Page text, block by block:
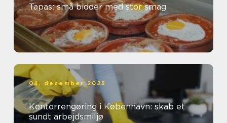
Tapas: små bidder med stor smag
08. december 2025
Kontorrengøring i København: skab et
sundt arbejdsmiljø